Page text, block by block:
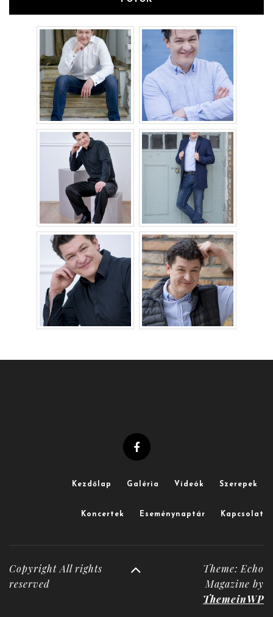
Kezdőlap Galéria Videók Szerepek
Koncertek Eseménynaptár Kapcsolat
Copyright All rights
reserved
Theme: Echo
Magazine by
ThemeinWP